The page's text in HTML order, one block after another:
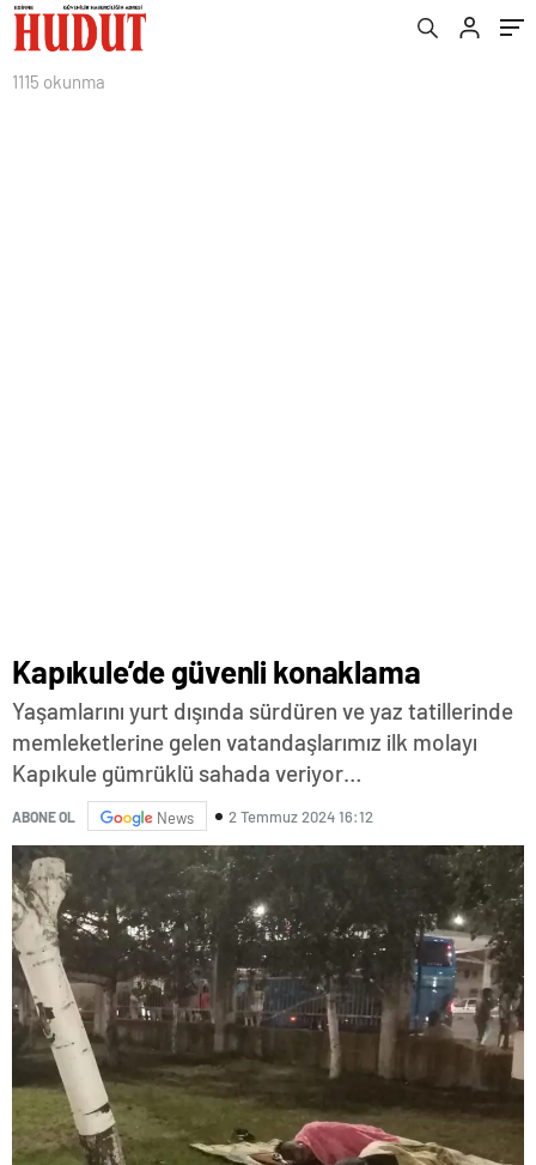
1115 okunma
Kapıkule’de güvenli konaklama
Yaşamlarını yurt dışında sürdüren ve yaz tatillerinde
memleketlerine gelen vatandaşlarımız ilk molayı
Kapıkule gümrüklü sahada veriyor…
ABONE OL News 2 Temmuz 2024 16:12